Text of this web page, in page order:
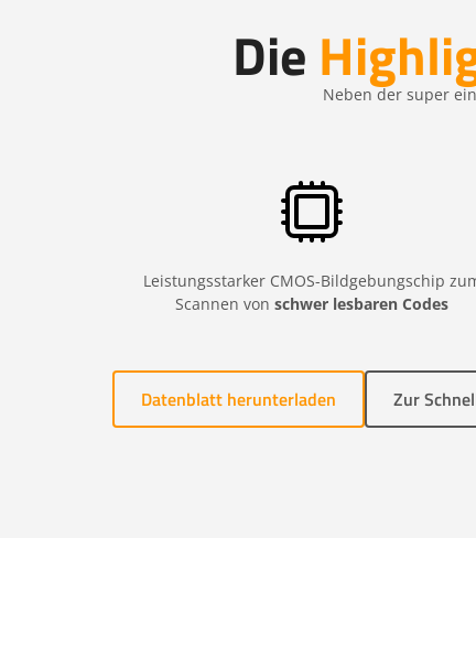
Die Neben der super
Leistungsstarker CMOS-Bildgebungschip
Scannen vonschwer lesbaren Codes
Datenblatt herunterladen Zur